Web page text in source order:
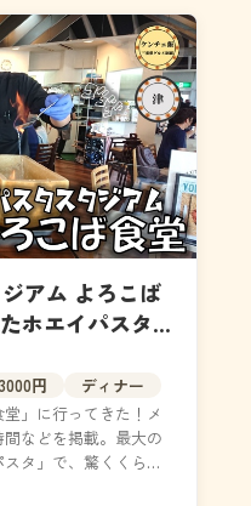
アム よろこば
ホエイパスタが
き！
円
ディナー
」に行ってきた！メ
などを掲載。最大の
タ」で、驚くくらい
年1月にTBSの「...